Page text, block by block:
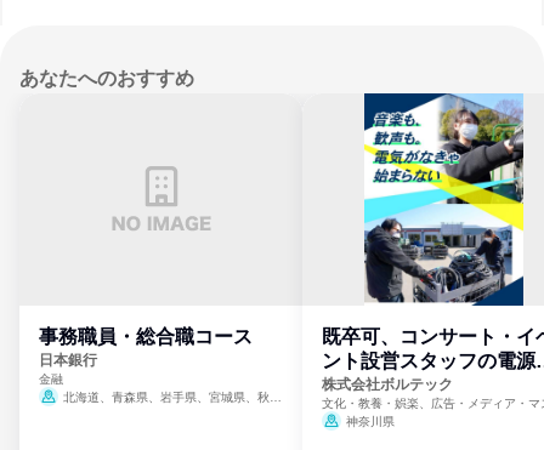
あなたへのおすすめ
事務職員・総合職コース
日本銀行
金融
北海道、青森県、岩手県、宮城県、秋田
既卒可、コンサート・イ
ント設営スタッフの電源
門
株式会社ボルテック
文化・教養・娯楽、広告・メディア・マ
ミ、電力・ガス・水道・エネルギー
神奈川県